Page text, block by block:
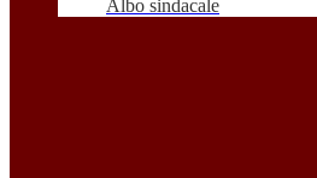
Albo sindacale